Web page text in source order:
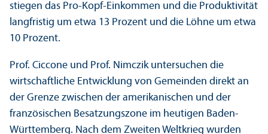
stiegen das Pro-Kopf-Einkommen und die Produktivität
langfristig um etwa 13 Prozent und die Löhne um etwa
10 Prozent.
Prof. Ciccone und Prof. Nimczik unter­suchen die
wirtschaft­liche Entwicklung von Gemeinden direkt an
der Grenze zwischen der amerikanischen und der
französischen Besatzungs­zone im heutigen Baden-
Württemberg. Nach dem Zweiten Weltkrieg wurden